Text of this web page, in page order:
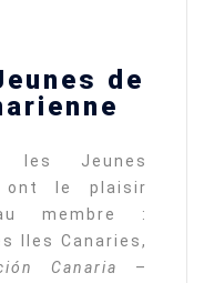
de
les Jeunes
ont le plaisir
membre :
Iles Canaries,
Canaria
–